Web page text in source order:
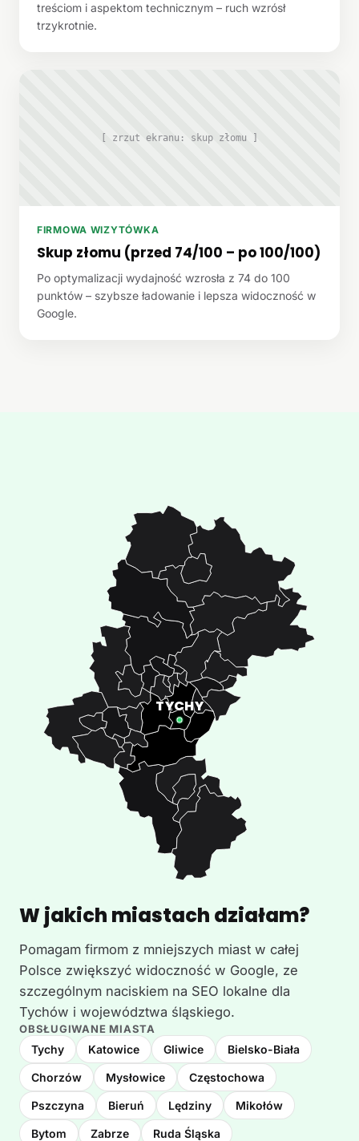
treściom i aspektom technicznym – ruch wzrósł
trzykrotnie.
[ zrzut ekranu: skup złomu ]
FIRMOWA WIZYTÓWKA
Skup złomu (przed 74/100 – po 100/100)
Po optymalizacji wydajność wzrosła z 74 do 100
punktów – szybsze ładowanie i lepsza widoczność w
Google.
W jakich miastach działam?
Pomagam firmom z mniejszych miast w całej
Polsce zwiększyć widoczność w Google, ze
szczególnym naciskiem na SEO lokalne dla
Tychów i województwa śląskiego.
OBSŁUGIWANE MIASTA
Tychy Katowice Gliwice Bielsko-Biała
Chorzów Mysłowice Częstochowa
Pszczyna Bieruń Lędziny Mikołów
Bytom Zabrze Ruda Śląska